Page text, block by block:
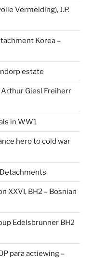
Vermelding), J.P.
Korea –
estate
Giesl Freiherr
in WW1
hero to cold war
XXVI, BH2 – Bosnian
Edelsbrunner BH2
para actiewing –